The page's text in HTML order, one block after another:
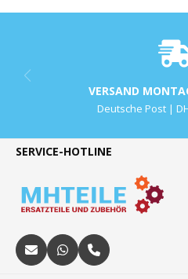
VERSAND
Deutsche Post |
SERVICE-HOTLINE